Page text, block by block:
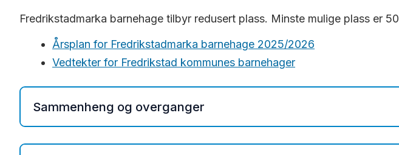
Fredrikstadmarka barnehage tilbyr redusert plass. Minste mulige plass er
Årsplan for Fredrikstadmarka barnehage 2025/2026
Vedtekter for Fredrikstad kommunes barnehager
Sammenheng og overganger
Å begynne i barnehagen